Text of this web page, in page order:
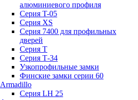
алюминиевого профиля
Серия T-05
Серия XS
Серия 7400 для профильных
дверей
Серия Т
Серия Т-34
Узкопрофильные замки
Финские замки серии 60
Armadillo
Серия LH 25